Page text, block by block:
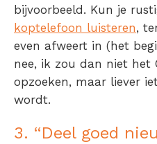
bijvoorbeeld. Kun je
koptelefoon luisteren,
even afweert in (het
nee, ik zou dan niet het
opzoeken, maar liever
wordt.
3. “Deel goed